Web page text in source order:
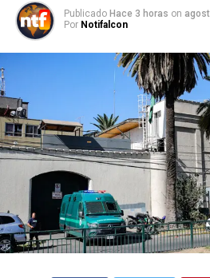
Publicado Hace 3 horas on
Por Notifalcon